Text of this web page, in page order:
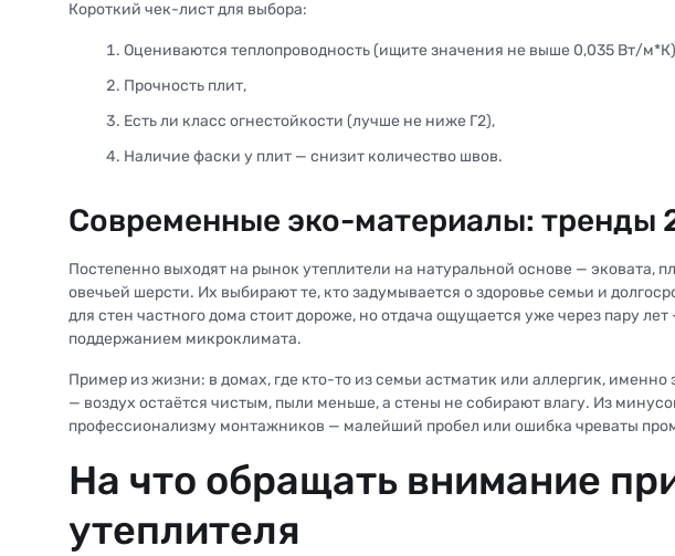
Короткий чек-лист для выбора:
Оцениваются теплопроводность (ищите значения не выше 0,035 Вт/
Прочность плит,
Есть ли класс огнестойкости (лучше не ниже Г2),
Наличие фаски у плит — снизит количество швов.
Современные эко-материалы: тренды
Постепенно выходят на рынок утеплители на натуральной основе — эковата,
овечьей шерсти. Их выбирают те, кто задумывается о здоровье семьи и
для стен частного дома стоит дороже, но отдача ощущается уже через пару
поддержанием микроклимата.
Пример из жизни: в домах, где кто-то из семьи астматик или аллергик, именно
— воздух остаётся чистым, пыли меньше, а стены не собирают влагу. Из
профессионализму монтажников — малейший пробел или ошибка чреваты
На что обращать внимание
утеплителя